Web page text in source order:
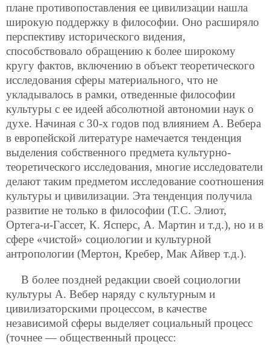
плане противопоставления ее цивилизации нашла
широкую поддержку в философии. Оно расширяло
перспективу исторического видения,
способствовало обращению к более широкому
кругу фактов, включению в объект теоретического
исследования сферы материального, что не
укладывалось в рамки, отведенные философии
культуры с ее идеей абсолютной автономии наук о
духе. Начиная с 30-х годов под влиянием А. Вебера
в европейской литературе намечается тенденция
выделения собственного предмета культурно-
теоретического исследования, многие исследователи
делают таким предметом исследование соотношения
культуры и цивилизации. Эта тенденция получила
развитие не только в философии (Т.С. Элиот,
Ортега-и-Гассет, К. Ясперс, А. Мартин и т.д.), но и в
сфере «чистой» социологии и культурной
антропологии (Мертон, Кребер, Мак Айвер т.д.).
В более поздней редакции своей социологии
культуры А. Вебер наряду с культурным и
цивилизаторскими процессом, в качестве
независимой сферы выделяет социальный процесс
(точнее — общественный процесс: